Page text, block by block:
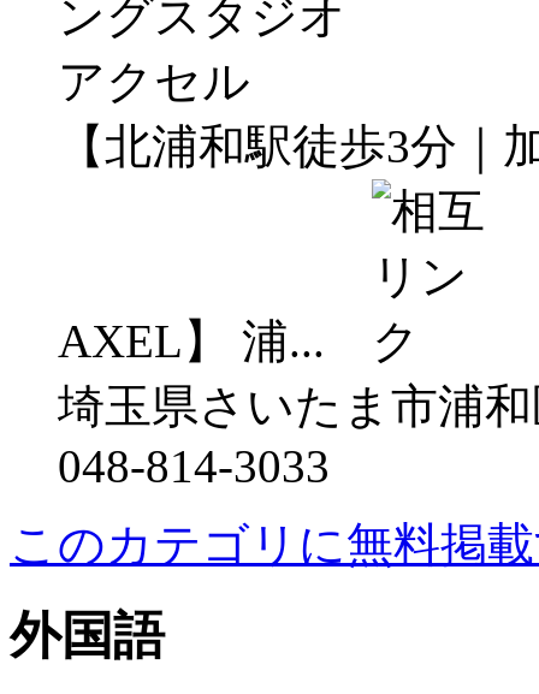
【北浦和駅徒歩3分
AXEL】 浦...
埼玉県さいたま市浦
048-814-3033
このカテゴリに無料掲
外国語